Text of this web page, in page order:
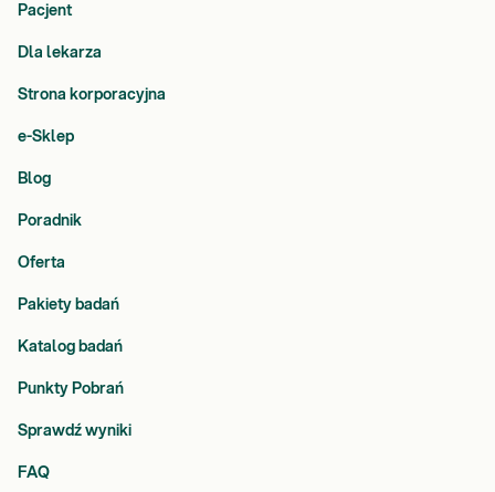
Pacjent
Dla lekarza
Strona korporacyjna
e-Sklep
Blog
Poradnik
Oferta
Pakiety badań
Katalog badań
Punkty Pobrań
Sprawdź wyniki
FAQ